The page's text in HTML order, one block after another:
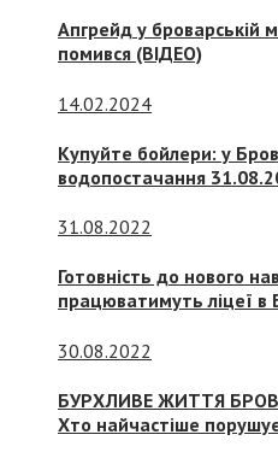
Апгрейд у броварській
помився (ВІДЕО)
14.02.2024
Купуйте бойлери: у
водопостачання
31.08.2022
Готовність до нового
працюватимуть ліцеї в
30.08.2022
БУРХЛИВЕ ЖИТТЯ
Хто найчастіше